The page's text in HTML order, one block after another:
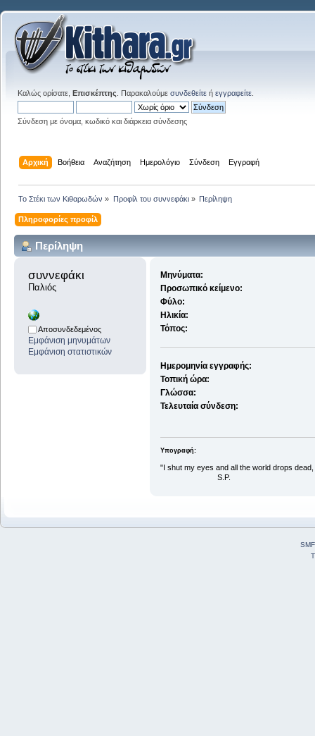
Καλώς ορίσατε, Επισκέπτης . Παρακαλούμε συνδεθείτε ή εγγραφείτε
Σύνδεση με όνομα, κωδικό και διάρκεια σύνδεσης
Αρχική Βοήθεια Αναζήτηση Ημερολόγιο Σύνδεση Εγγραφή
Το Στέκι των Κιθαρωδών » Προφίλ του συννεφάκι» Περίληψη
Πληροφορίες προφίλ
Περίληψη
συννεφάκι
Παλιός
Αποσυνδεδεμένος
Εμφάνιση μηνυμάτων
Εμφάνιση στατιστικών
Μηνύματα:
Προσωπικό κείμενο:
Φύλο:
Ηλικία:
Τόπος:
Ημερομηνία εγγραφής:
Τοπική ώρα:
Γλώσσα:
Τελευταία σύνδεση:
Υπογραφή:
"I shut my eyes and all the world drops
S.P.